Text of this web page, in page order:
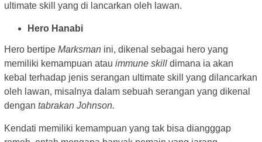
ultimate skill yang di lancarkan oleh lawan.
Hero Hanabi
Hero bertipe Marksman ini, dikenal sebagai hero yang
memiliki kemampuan atau immune skill dimana ia akan
kebal terhadap jenis serangan ultimate skill yang dilancarkan
oleh lawan, misalnya dalam sebuah serangan yang dikenal
dengan tabrakan Johnson.
Kendati memiliki kemampuan yang tak bisa diangggap